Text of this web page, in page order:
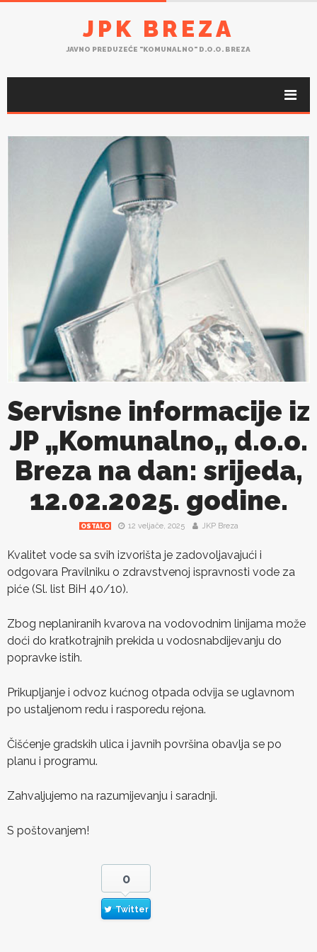
JPK BREZA
JAVNO PREDUZEĆE "KOMUNALNO" D.O.O. BREZA
Servisne informacije iz
JP „Komunalno„ d.o.o.
Breza na dan: srijeda,
12.02.2025. godine.
OSTALO 12 veljače, 2025 JKP Breza
Kvalitet vode sa svih izvorišta je zadovoljavajući i
odgovara Pravilniku o zdravstvenoj ispravnosti vode za
piće (Sl. list BiH 40/10).
Zbog neplaniranih kvarova na vodovodnim linijama može
doći do kratkotrajnih prekida u vodosnabdijevanju do
popravke istih.
Prikupljanje i odvoz kućnog otpada odvija se uglavnom
po ustaljenom redu i rasporedu rejona.
Čišćenje gradskih ulica i javnih površina obavlja se po
planu i programu.
Zahvaljujemo na razumijevanju i saradnji.
S poštovanjem!
0
Twitter